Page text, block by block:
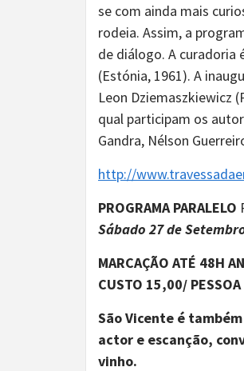
se com ainda mais
rodeia. Assim, a
de diálogo. A curadoria
(Estónia, 1961). A
Leon Dziemaszkiewicz
qual participam os
Gandra, Nélson
http://
PROGRAMA PARALELO
Sábado 27 de
MARCAÇÃO ATÉ 48H
CUSTO 15,00/ PESSOA
São Vicente é
actor e escanção,
vinho.